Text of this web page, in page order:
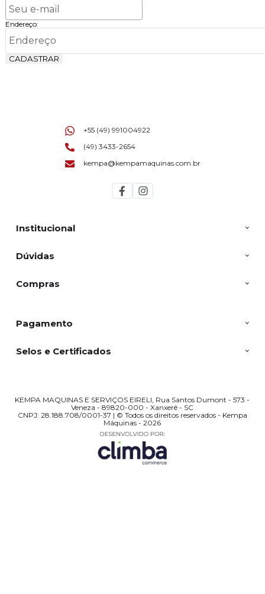
Endereço:
CADASTRAR
Institucional
Dúvidas
Compras
+55 (49) 991004922
(49) 3433-2654
kempa@kempamaquinas.com.br
Pagamento
Selos e Certificados
KEMPA MAQUINAS E SERVIÇOS EIRELI, Rua Santos Dumont - 573 -
Veneza - 89820-000 - Xanxerê - SC
CNPJ: 28.188.708/0001-37 | © Todos os direitos reservados - Kempa
Máquinas - 2026